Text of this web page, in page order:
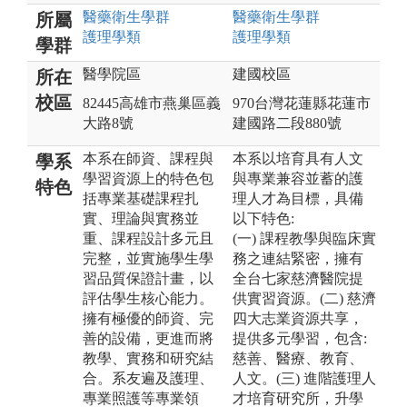
所屬
學群
醫藥衛生學群
護理學類
醫藥衛生學群
護理學類
所在
校區
醫學院區
82445高雄市燕巢區義
大路8號
建國校區
970台灣花蓮縣花蓮市
建國路二段880號
學系
特色
本系在師資、課程與
學習資源上的特色包
括專業基礎課程扎
實、理論與實務並
重、課程設計多元且
完整，並實施學生學
習品質保證計畫，以
評估學生核心能力。
擁有極優的師資、完
善的設備，更進而將
教學、實務和研究結
合。系友遍及護理、
專業照護等專業領
本系以培育具有人文
與專業兼容並蓄的護
理人才為目標，具備
以下特色:
(一) 課程教學與臨床實
務之連結緊密，擁有
全台七家慈濟醫院提
供實習資源。(二) 慈濟
四大志業資源共享，
提供多元學習，包含:
慈善、醫療、教育、
人文。(三) 進階護理人
才培育研究所，升學